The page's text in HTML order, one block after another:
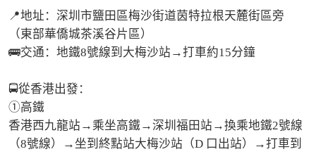
📍地址：深圳市鹽田區梅沙街道茵特拉根天麓街區旁
（東部華僑城茶溪谷片區）
🚌交通：地鐵8號線到大梅沙站→打車約15分鐘
🚍從香港出發：
①高鐵
香港西九龍站→乘坐高鐵→深圳福田站→換乘地鐵2號線
（8號線）→坐到終點站大梅沙站（D 口出站）→打車到